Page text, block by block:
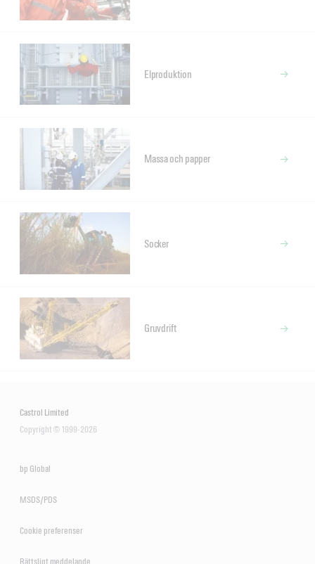
Elproduktion
Massa och papper
Socker
Gruvdrift
Castrol Limited
Copyright © 1999-2026
bp Global
MSDS/PDS
Cookie preferenser
Rättsligt meddelande